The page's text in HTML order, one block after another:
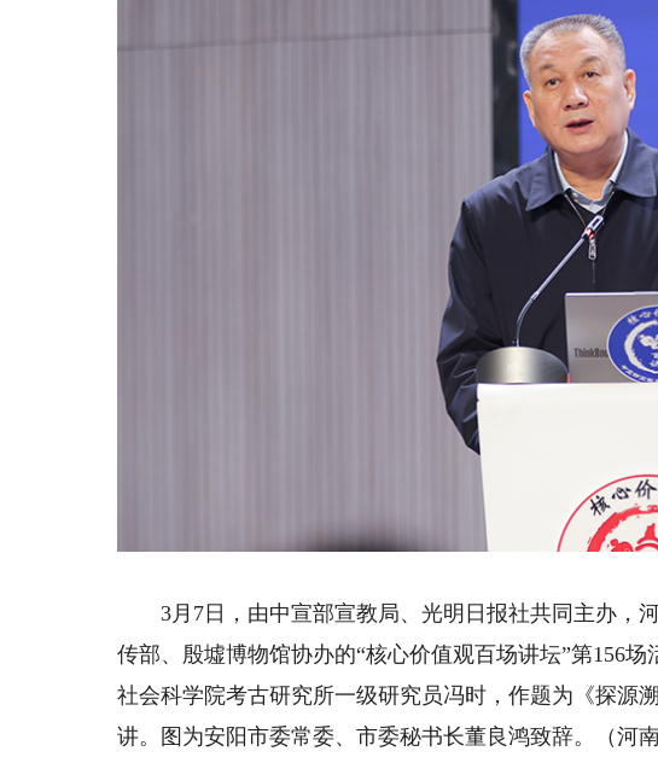
3月7日，由中宣部宣教局、光明日报社共同主办，
传部、殷墟博物馆协办的“核心价值观百场讲坛”第156
社会科学院考古研究所一级研究员冯时，作题为《探源
讲。图为安阳市委常委、市委秘书长董良鸿致辞。（河